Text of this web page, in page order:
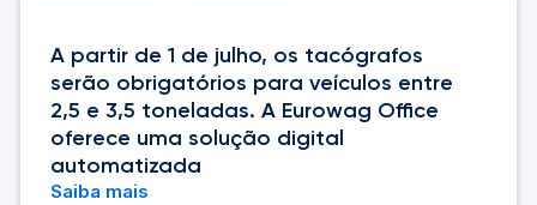
A partir de 1 de julho, os tacógrafos
serão obrigatórios para veículos entre
2,5 e 3,5 toneladas. A Eurowag Office
oferece uma solução digital
automatizada
Saiba mais